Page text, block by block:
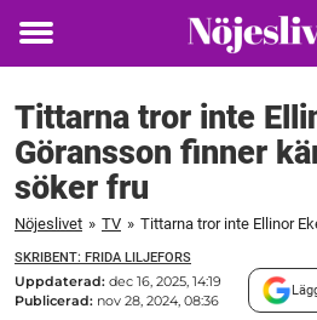
Toggle
Tittarna tror inte
Göransson finner
söker fru
Nöjeslivet » TV »
SKRIBENT: FRIDA LILJEFORS
Uppdaterad: dec 16, 2025, 14:19
Publicerad: nov 28, 2024, 08:36